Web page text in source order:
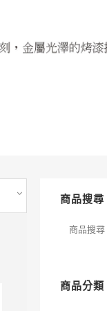
商品搜尋
商品分類